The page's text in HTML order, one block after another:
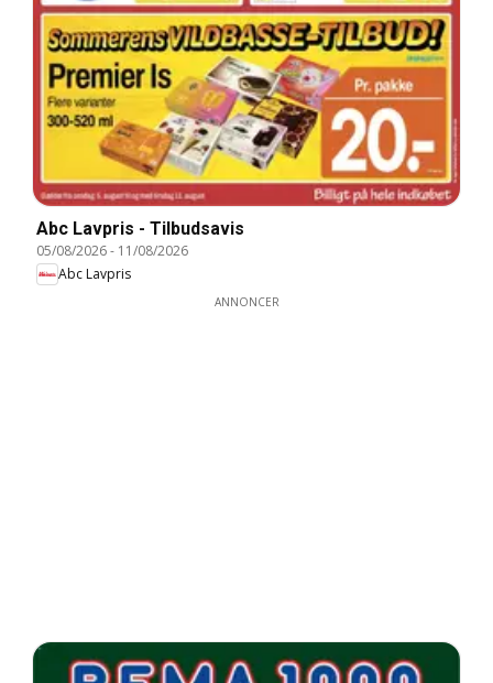
Abc Lavpris - Tilbudsavis
05/08/2026- 11/08/2026
Abc Lavpris
ANNONCER